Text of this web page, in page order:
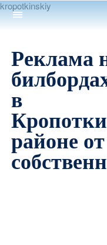
kropotkinskiy
Реклама
в
районе от